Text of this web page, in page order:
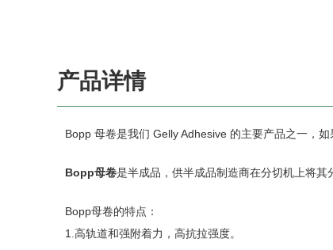
产品详情
Bopp 母卷是我们 Gelly Adhesive 的主要产品之一，
Bopp母卷是半成品，供半成品制造商在分切机上将其
Bopp母卷的特点：
1.高轨道和强附着力，高抗拉强度。